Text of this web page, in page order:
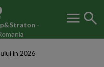
-
menu search
in 2026